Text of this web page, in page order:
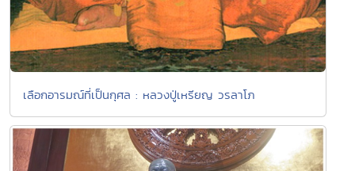
เลือกอารมณ์ที่เป็นกุศล : หลวงปู่เหรียญ วรลาโภ